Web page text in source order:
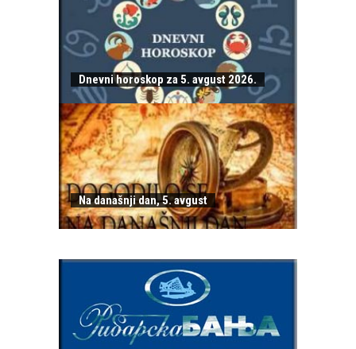
Dnevni horoskop za 5. avgust 2026.
Na današnji dan, 5. avgust